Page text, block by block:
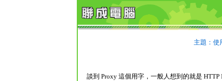
主題：使
談到 Proxy 這個用字，一般人想到的就是